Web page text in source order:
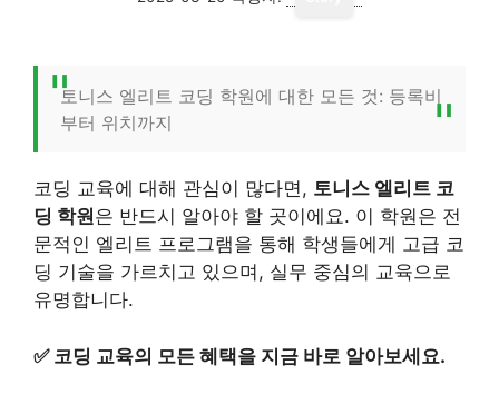
토니스 엘리트 코딩 학원에 대한 모든 것: 등록비
부터 위치까지
코딩 교육에 대해 관심이 많다면, 토니스 엘리트 코
딩 학원은 반드시 알아야 할 곳이에요. 이 학원은 전
문적인 엘리트 프로그램을 통해 학생들에게 고급 코
딩 기술을 가르치고 있으며, 실무 중심의 교육으로
유명합니다.
✅ 코딩 교육의 모든 혜택을 지금 바로 알아보세요.